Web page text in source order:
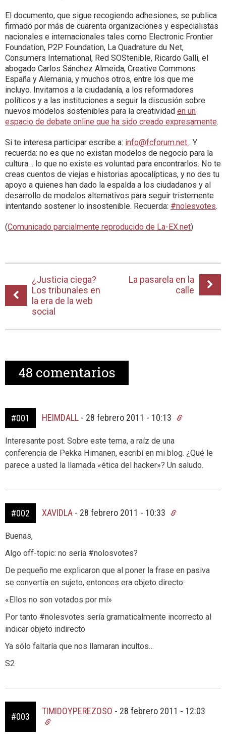
El documento, que sigue recogiendo adhesiones, se publica
firmado por más de cuarenta organizaciones y especialistas
nacionales e internacionales tales como Electronic Frontier
Foundation, P2P Foundation, La Quadrature du Net,
Consumers International, Red SOStenible, Ricardo Galli, el
abogado Carlos Sánchez Almeida, Creative Commons
España y Alemania, y muchos otros, entre los que me
incluyo. Invitamos a la ciudadanía, a los reformadores
políticos y a las instituciones a seguir la discusión sobre
nuevos modelos sostenibles para la creatividad en un
espacio de debate online que ha sido creado expresamente.
Si te interesa participar escribe a: info@fcforum.net . Y
recuerda: no es que no existan modelos de negocio para la
cultura… lo que no existe es voluntad para encontrarlos. No te
creas cuentos de viejas e historias apocalípticas, y no des tu
apoyo a quienes han dado la espalda a los ciudadanos y al
desarrollo de modelos alternativos para seguir tristemente
intentando sostener lo insostenible. Recuerda: #nolesvotes.
(Comunicado parcialmente reproducido de La-EX.net)
¿Justicia ciega?
Los tribunales en
la era de la web
social
La pasarela en la
calle
48 comentarios
#001 HEIMDALL - 28 febrero 2011 - 10:13
Interesante post. Sobre este tema, a raíz de una
conferencia de Pekka Himanen, escribí en mi blog. ¿Qué le
parece a usted la llamada «ética del hacker»? Un saludo.
#002 XAVIDLA - 28 febrero 2011 - 10:33
Buenas,
Algo off-topic: no sería #nolosvotes?
De pequeño me explicaron que al poner la frase en pasiva
se convertía en sujeto, entonces era objeto directo:
«Ellos no son votados por mí»
Por tanto #nolesvotes sería gramaticalmente incorrecto al
indicar objeto indirecto
Ya sólo faltaría que nos llamaran incultos…
S2
#003
TIMIDOYPEREZOSO - 28 febrero 2011 - 12:03